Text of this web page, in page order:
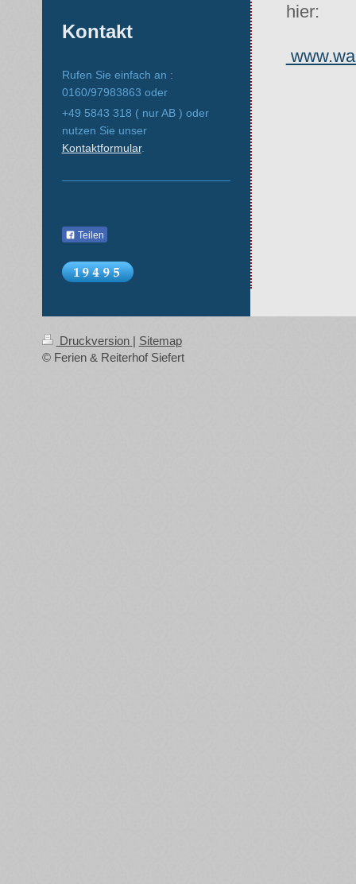
hier:
Kontakt
Rufen Sie einfach an :
0160/97983863 oder
+49 5843 318 ( nur AB ) oder
nutzen Sie unser
Kontaktformular.
Teilen
Druckversion | Sitemap
© Ferien & Reiterhof Siefert